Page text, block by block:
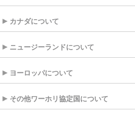
カナダについて
ニュージーランドについて
ヨーロッパについて
その他ワーホリ協定国について